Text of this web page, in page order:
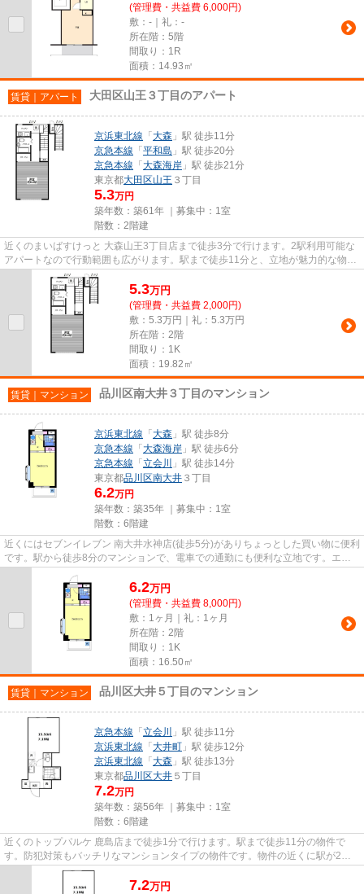
(管理費・共益費 6,000円)
敷：-｜礼：-
所在階：5階
間取り：1R
面積：14.93㎡
賃貸｜アパート 大田区山王３丁目のアパート
京浜東北線 「 大森 」駅 徒歩11分
京急本線 「 平和島 」駅 徒歩20分
京急本線 「 大森海岸 」駅 徒歩21分
東京都大田区山王 ３丁目
5.3万円
築年数：築61年 ｜募集中： 1室
階数：2階建
近くのまいばすけっと 大森山王3丁目店まで徒歩3分で行けます。2駅利用可能な
アパートなので行動範囲も広がります。駅まで徒歩11分と、立地が魅力的な物件
です。こちらの物件はアパー...
5.3万円
(管理費・共益費 2,000円)
敷：5.3万円｜礼：5.3万円
所在階：2階
間取り：1K
面積：19.82㎡
賃貸｜マンション 品川区南大井３丁目のマンション
京浜東北線 「 大森 」駅 徒歩8分
京急本線 「 大森海岸 」駅 徒歩6分
京急本線 「 立会川
」駅 徒歩14分
東京都品川区南大井 ３丁目
6.2万円
築年数：築35年 ｜募集中： 1室
階数：6階建
近くにはセブンイレブン 南大井水神店(徒歩5分)がありちょっとした買い物に便利
です。駅から徒歩8分のマンションで、電車での通勤にも便利な立地です。エレ
6.2万円
(管理費・共益費 8,000円)
敷：1ヶ月｜礼：1ヶ月
所在階：2階
間取り：1K
面積：16.50㎡
賃貸｜マンション 品川区大井５丁目のマンション
京急本線 「 立会川
」駅 徒歩11分
京浜東北線 「 大井町 」駅 徒歩12分
京浜東北線 「 大森 」駅 徒歩13分
東京都品川区大井 ５丁目
7.2万円
築年数：築56年 ｜募集中： 1室
階数：6階建
近くのトップパルケ 鹿島店まで徒歩1分で行けます。駅まで徒歩11分の物件で
す。防犯対策もバッチリなマンションタイプの物件です。物件の近くに駅が2つ
あるため、用途や行き先によって...
7.2万円